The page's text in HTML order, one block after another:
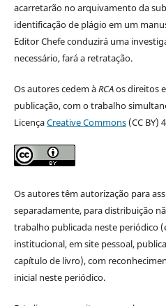
acarretarão no arquivamento da
identificação de plágio em um
Editor Chefe conduzirá uma
necessário, fará a retratação.
Os autores cedem àRCAos direitos
publicação, com o trabalho
LicençaCreative Commons(CC BY)
Os autores têm autorização para
separadamente, para distribuição
trabalho publicada neste periódico
institucional, em site pessoal,
capítulo de livro), com
inicial neste periódico.